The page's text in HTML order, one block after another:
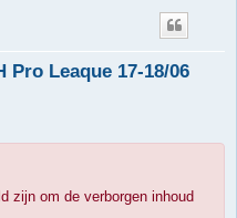
Pro Leaque 17-18/06
zijn om de verborgen inhoud